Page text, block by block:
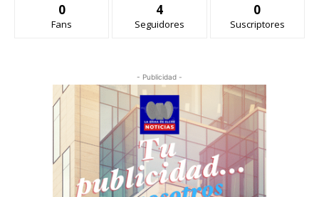
0
Fans
4
Seguidores
0
Suscriptores
- Publicidad -